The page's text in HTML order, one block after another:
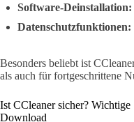
Software-Deinstallation:
Datenschutzfunktionen:
Besonders beliebt ist
als auch für fortgeschrittene
Ist CCleaner sicher?
Download